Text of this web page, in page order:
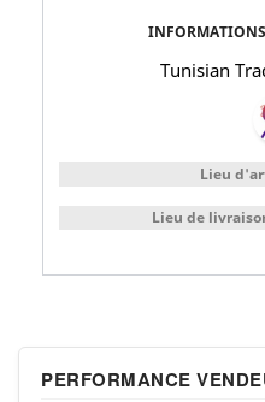
Tunisian
Lieu
Lieu de
PERFORMANCE